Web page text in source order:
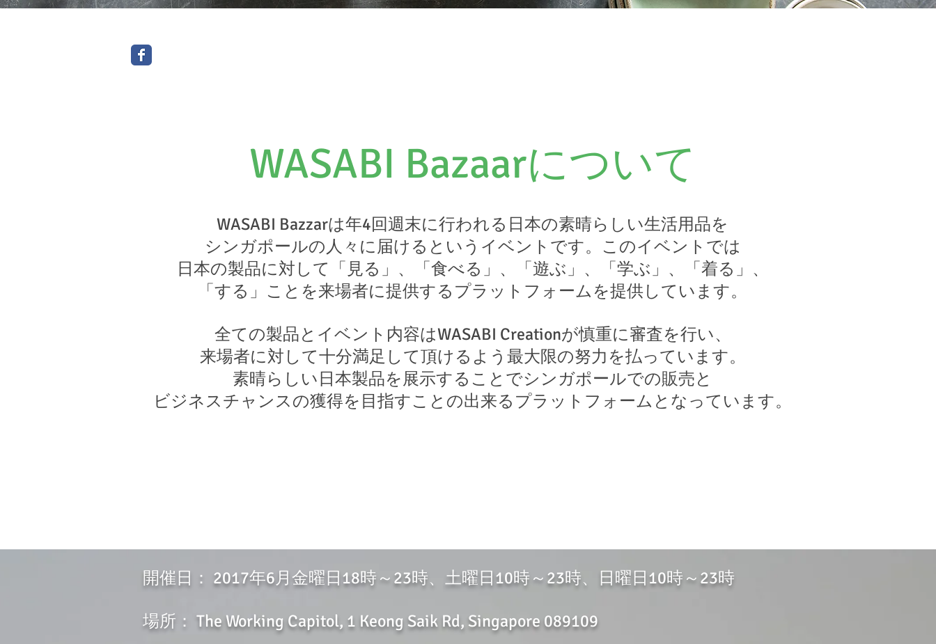
WASABI Bazaarについて
WASABI Bazzarは年4回週末に行われる日本の素晴らしい生活用品を
シンガポールの人々に届けるというイベントです。このイベントでは
日本の製品に対して「見る」、「食べる」、「遊ぶ」、「学ぶ」、「着る」、
「する」ことを来場者に提供するプラットフォームを提供しています。
全ての製品とイベント内容はWASABI Creationが慎重に審査を行い、
来場者に対して十分満足して頂けるよう最大限の努力を払っています。
素晴らしい日本製品を展示することでシンガポールでの販売と
ビジネスチャンスの獲得を目指すことの出来るプラットフォームとなっています。
開催日： 2017年6月金曜日18時～23時、土曜日10時～23時、日曜日10時～23時
場所： The Working Capitol, 1 Keong Saik Rd, Singapore 089109